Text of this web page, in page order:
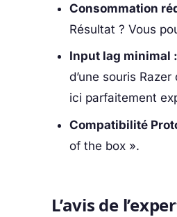
Consommation
Résultat ? Vous
Input lag minimal :
d’une souris
ici parfaitement
Compatibilité
of the box ».
L’avis de